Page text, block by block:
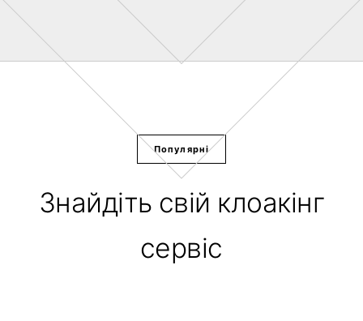
Популярні
Знайдіть свій клоакінг
сервіс